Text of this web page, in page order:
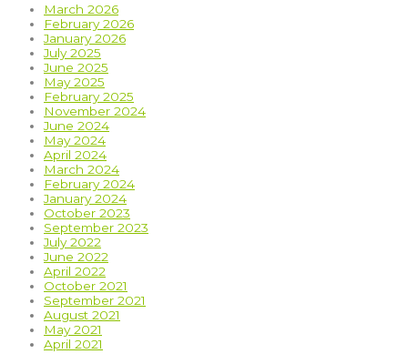
March 2026
February 2026
January 2026
July 2025
June 2025
May 2025
February 2025
November 2024
June 2024
May 2024
April 2024
March 2024
February 2024
January 2024
October 2023
September 2023
July 2022
June 2022
April 2022
October 2021
September 2021
August 2021
May 2021
April 2021